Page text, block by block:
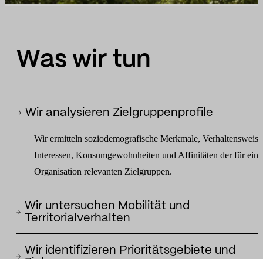
Was wir tun
Wir analysieren Zielgruppenprofile
Wir ermitteln soziodemografische Merkmale,
Interessen, Konsumgewohnheiten und Affinitäten der für eine
Organisation relevanten Zielgruppen.
Wir untersuchen Mobilität und
Territorialverhalten
Wir analysieren, wie sich Menschenmengen in physischen
Wir identifizieren Prioritätsgebiete und